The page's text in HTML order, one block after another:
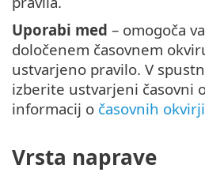
Uporabi med – omogoča
določenem časovnem
ustvarjeno pravilo. V
izberite ustvarjeni časovni
informacij o časovnih
Vrsta naprave